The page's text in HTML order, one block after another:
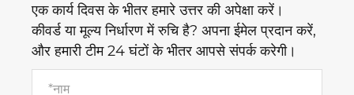
एक कार्य दिवस के भीतर हमारे उत्तर की अपेक्षा करें।
कीवर्ड या मूल्य निर्धारण में रुचि है? अपना ईमेल प्रदान करें,
और हमारी टीम 24 घंटों के भीतर आपसे संपर्क करेगी।